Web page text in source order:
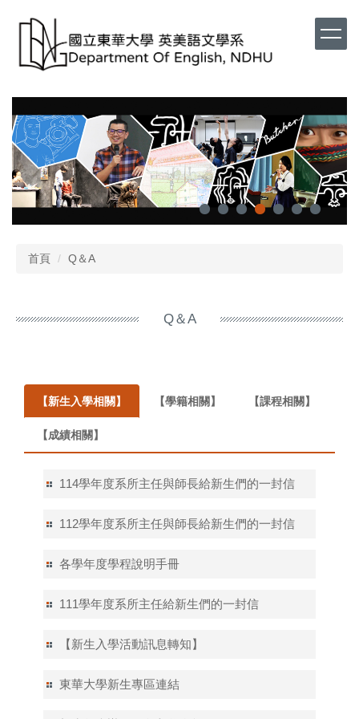
首頁 Q＆A
Q＆A
【新生入學相關】 【學籍相關】 【課程相關】
【成績相關】
114學年度系所主任與師長給新生們的一封信
112學年度系所主任與師長給新生們的一封信
各學年度學程說明手冊
111學年度系所主任給新生們的一封信
【新生入學活動訊息轉知】
東華大學新生專區連結